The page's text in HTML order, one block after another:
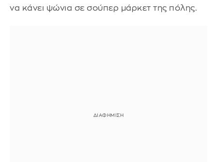
να κάνει ψώνια σε σούπερ μάρκετ της πόλης.